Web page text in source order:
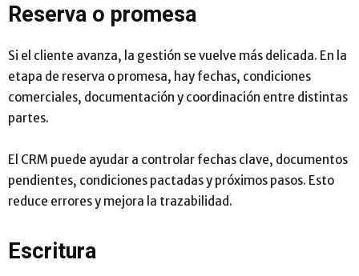
Reserva o promesa
Si el cliente avanza, la gestión se vuelve más delicada. En la
etapa de reserva o promesa, hay fechas, condiciones
comerciales, documentación y coordinación entre distintas
partes.
El CRM puede ayudar a controlar fechas clave, documentos
pendientes, condiciones pactadas y próximos pasos. Esto
reduce errores y mejora la trazabilidad.
Escritura